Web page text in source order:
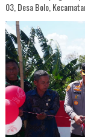
03, Desa Bolo,